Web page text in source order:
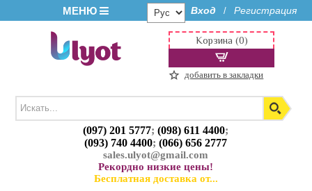
МЕНЮ Вход / Регистрация
(097) 201 5777;(098) 611 4400;
(093) 740 4400;(066) 656 2777
sales.ulyot@gmail.com
Рекордно низкие цены!
Бесплатная доставка от...
Корзина (0)
добавить в закладки